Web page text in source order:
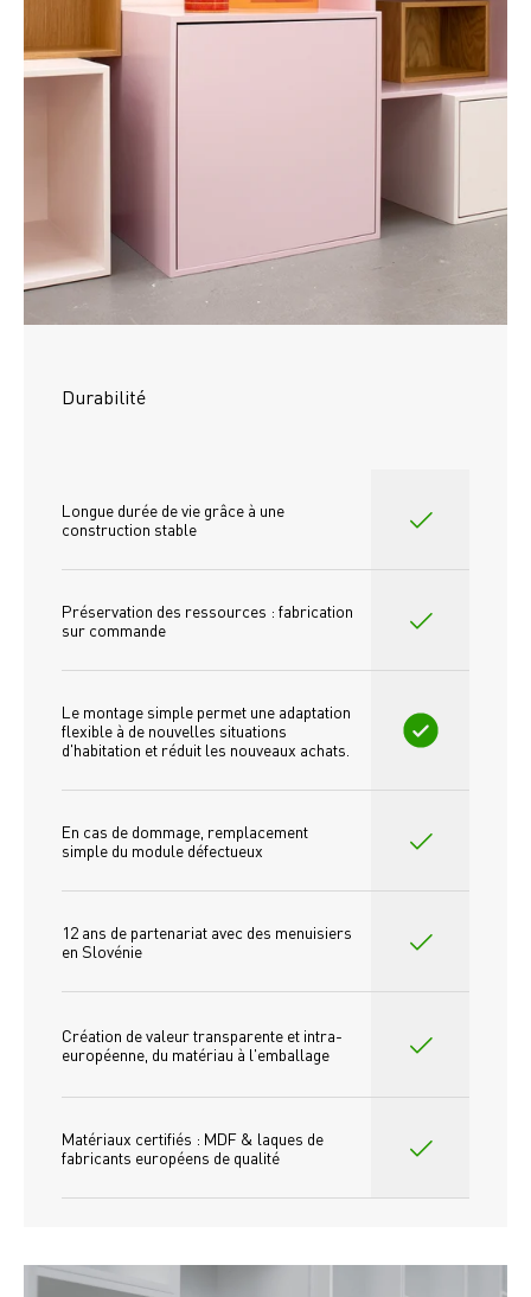
Durabilité
Longue durée de vie grâce à une
construction stable
Préservation des ressources : fabrication
sur commande
Le montage simple permet une adaptation
flexible à de nouvelles situations
d'habitation et réduit les nouveaux achats.
En cas de dommage, remplacement
simple du module défectueux
12 ans de partenariat avec des menuisiers
en Slovénie
Création de valeur transparente et intra-
européenne, du matériau à l'emballage
Matériaux certifiés : MDF & laques de
fabricants européens de qualité